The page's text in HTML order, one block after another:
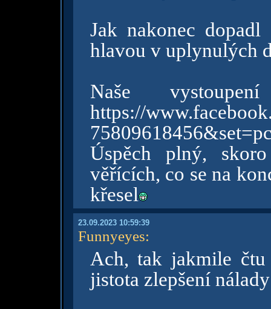
Jak nakonec
hlavou v uplynulých
Naše
https://
Úspěch plný,
věřících, co se na
křesel
23.09.2023 10:59:39
Funnyeyes:
Ach, tak jakmile
jistota zlepšení